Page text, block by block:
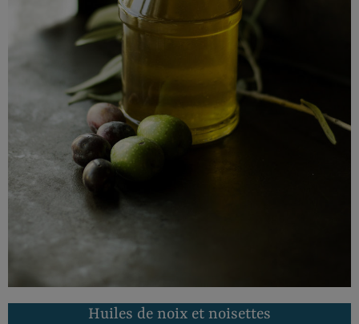
les huiles d'olive
Huiles de noix et noisettes